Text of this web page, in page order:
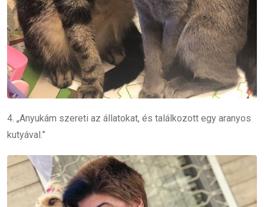
4. „Anyukám szereti az állatokat, és találkozott egy aranyos
kutyával.”